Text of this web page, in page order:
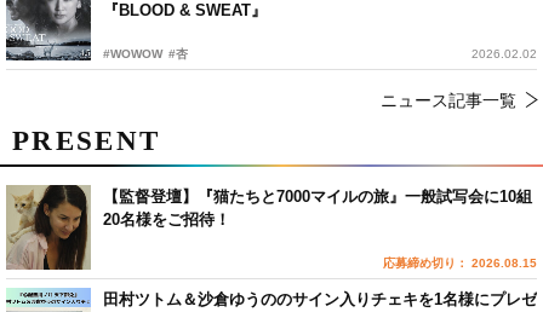
『BLOOD & SWEAT』
#WOWOW #杏 2026.02.02
ニュース記事一覧
PRESENT
【監督登壇】『猫たちと7000マイルの旅』一般試写会に10組
20名様をご招待！
応募締め切り： 2026.08.15
田村ツトム＆沙倉ゆうののサイン入りチェキを1名様にプレゼ